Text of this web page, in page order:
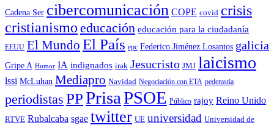
Cadena Ser cibercomunicación COPE covid crisis
cristianismo educación educación para la ciudadaní­a
EEUU El Mundo El País epc Federico Jiménez Losantos galicia
Gripe A Humor IA indignados irak Jesucristo JMJ laicismo
lssi McLuhan Mediapro Navidad Negociación con ETA pederastia
periodistas PPPrisaPSOE Público rajoy Reino Unido
RTVE Rubalcaba sgae twitter UE universidad Universidad de